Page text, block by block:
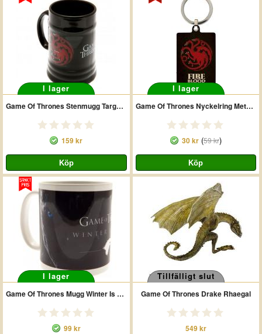
I lager
Game Of Thrones Stenmugg Targaryen
159 kr
I lager
Game Of Thrones Nyckelring Metall Targaryen
30 kr(59 kr)
I lager
Game Of Thrones Mugg Winter Is Here
99 kr
Tillfälligt slut
Game Of Thrones Drake Rhaegal
549 kr